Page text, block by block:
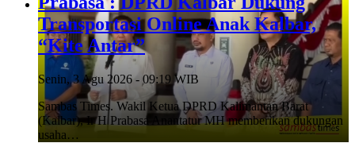
Transportasi Online Anak Kalbar,
“Kite Antar”
Senin, 3 Agu 2026 - 09:19 WIB
Sambas Times. Wakil Ketua DPRD Kalimantan Barat
(Kalbar), Ir H Prabasa Anantatur MH memberikan dukungan
usaha…